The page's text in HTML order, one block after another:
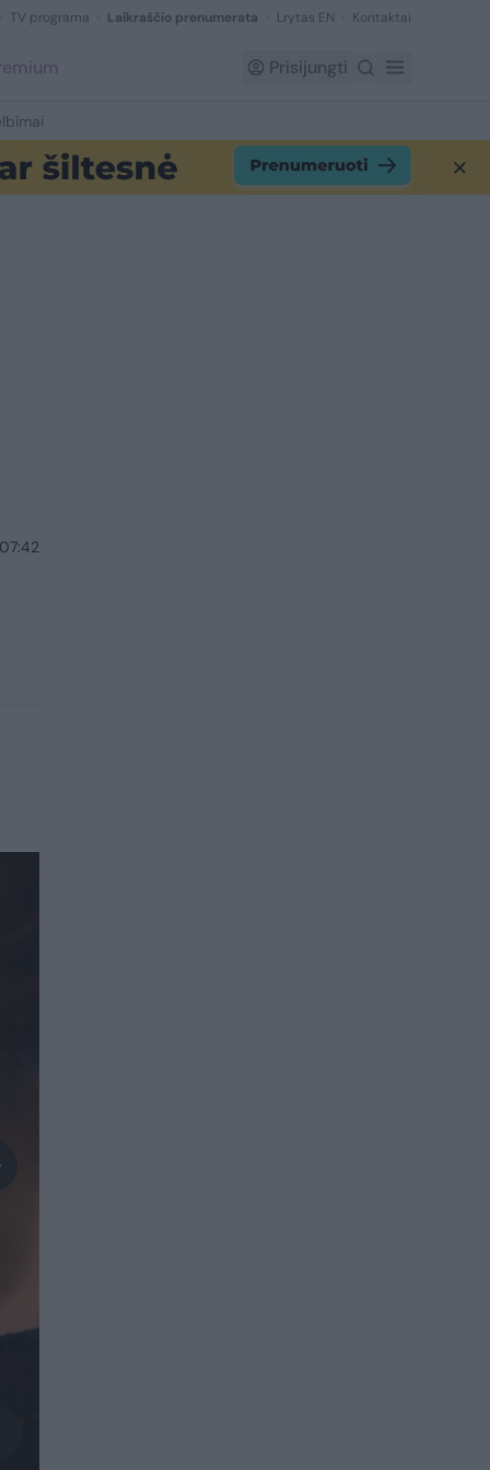
TV programa Laikraščio prenumerata Lrytas EN Kontaktai
Prisijungti